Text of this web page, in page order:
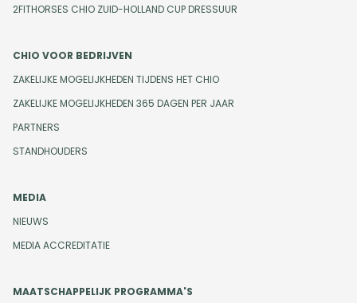
2FITHORSES CHIO ZUID-HOLLAND CUP DRESSUUR
CHIO VOOR BEDRIJVEN
ZAKELIJKE MOGELIJKHEDEN TIJDENS HET CHIO
ZAKELIJKE MOGELIJKHEDEN 365 DAGEN PER JAAR
PARTNERS
STANDHOUDERS
MEDIA
NIEUWS
MEDIA ACCREDITATIE
MAATSCHAPPELIJK PROGRAMMA'S